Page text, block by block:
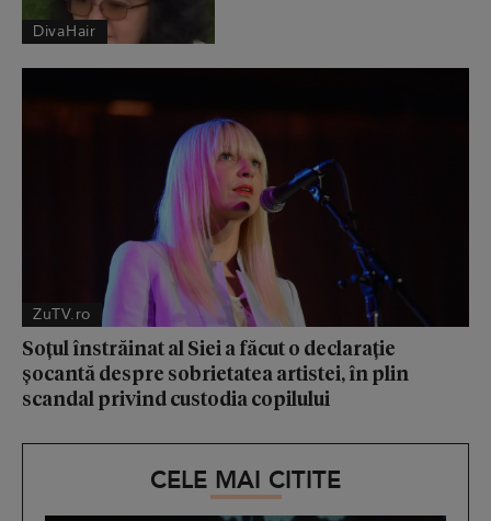
DivaHair
ZuTV.ro
Soțul înstrăinat al Siei a făcut o declarație
șocantă despre sobrietatea artistei, în plin
scandal privind custodia copilului
CELE MAI CITITE